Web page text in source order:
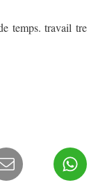
temps. travail tre